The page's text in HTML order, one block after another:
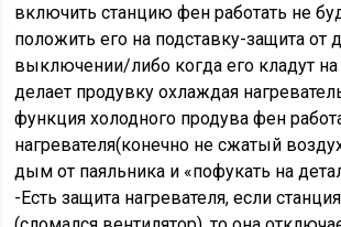
включить станцию фен работать не
положить его на подставку-защита от
выключении/либо когда его кладут
делает продувку охлаждая
функция холодного продува фен
нагревателя(конечно не сжатый
дым от паяльника и «пофукать на
-Есть защита нагревателя, если